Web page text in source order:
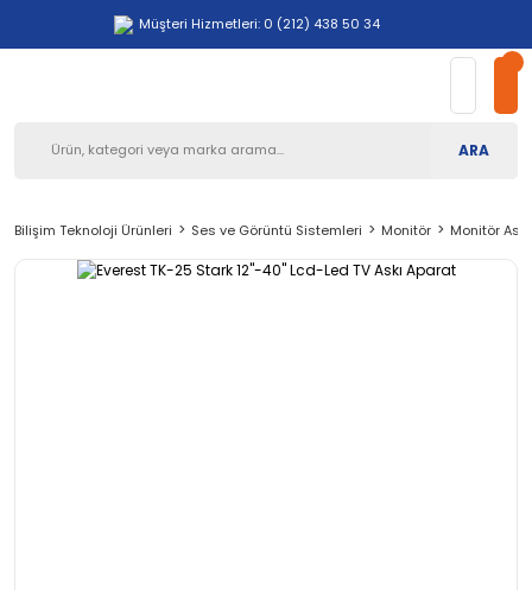
Müşteri Hizmetleri: 0 (212) 438 50 34
ARA
Bilişim Teknoloji Ürünleri Ses ve Görüntü Sistemleri Monitör Monitör